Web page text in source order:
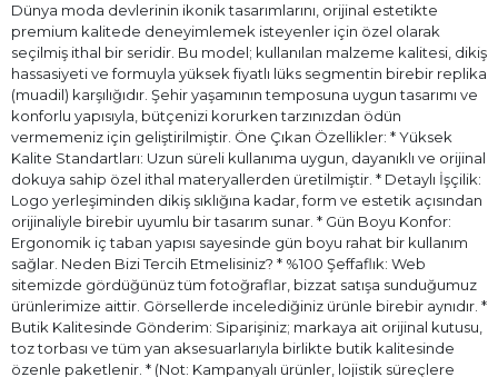
Dünya moda devlerinin ikonik tasarımlarını, orijinal estetikte
premium kalitede deneyimlemek isteyenler için özel olarak
seçilmiş ithal bir seridir. Bu model; kullanılan malzeme kalitesi, dikiş
hassasiyeti ve formuyla yüksek fiyatlı lüks segmentin birebir replika
(muadil) karşılığıdır. Şehir yaşamının temposuna uygun tasarımı ve
konforlu yapısıyla, bütçenizi korurken tarzınızdan ödün
vermemeniz için geliştirilmiştir. Öne Çıkan Özellikler: * Yüksek
Kalite Standartları: Uzun süreli kullanıma uygun, dayanıklı ve orijinal
dokuya sahip özel ithal materyallerden üretilmiştir. * Detaylı İşçilik:
Logo yerleşiminden dikiş sıklığına kadar, form ve estetik açısından
orijinaliyle birebir uyumlu bir tasarım sunar. * Gün Boyu Konfor:
Ergonomik iç taban yapısı sayesinde gün boyu rahat bir kullanım
sağlar. Neden Bizi Tercih Etmelisiniz? * %100 Şeffaflık: Web
sitemizde gördüğünüz tüm fotoğraflar, bizzat satışa sunduğumuz
ürünlerimize aittir. Görsellerde incelediğiniz ürünle birebir aynıdır. *
Butik Kalitesinde Gönderim: Siparişiniz; markaya ait orijinal kutusu,
toz torbası ve tüm yan aksesuarlarıyla birlikte butik kalitesinde
özenle paketlenir. * (Not: Kampanyalı ürünler, lojistik süreçlere